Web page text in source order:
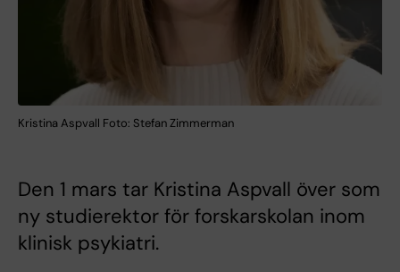
Kristina Aspvall Foto: Stefan Zimmerman
Den 1 mars tar Kristina Aspvall över som
ny studierektor för forskarskolan inom
klinisk psykiatri.